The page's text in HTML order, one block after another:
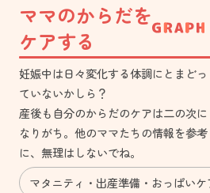
ママのからだを
ケアする
妊娠中は日々変化する体調にとまどっ
ていないかしら？
産後も自分のからだのケアは二の次に
なりがち。他のママたちの情報を参考
に、無理はしないでね。
マタニティ
出産準備 おっぱいケ